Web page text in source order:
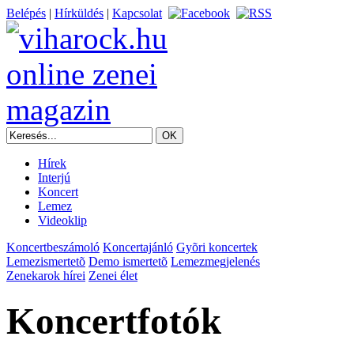
Belépés | Hírküldés | Kapcsolat
Hírek
Interjú
Koncert
Lemez
Videoklip
Koncertbeszámoló Koncertajánló Gyõri koncertek
Lemezismertetõ Demo ismertetõ Lemezmegjelenés
Zenekarok hírei Zenei élet
Koncertfotók